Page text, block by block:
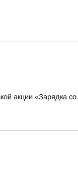
акции «Зарядка